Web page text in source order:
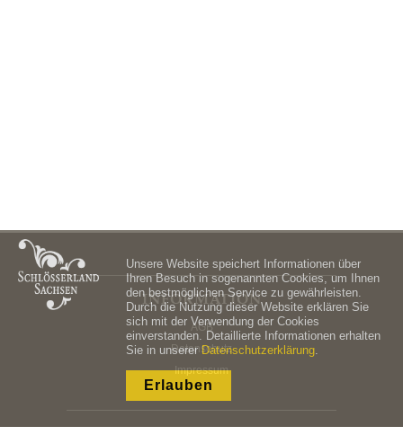
INFORMATION
AGB
Datenschutz
Impressum
Unsere Website speichert Informationen über
Ihren Besuch in sogenannten Cookies, um Ihnen
den bestmöglichen Service zu gewährleisten.
Durch die Nutzung dieser Website erklären Sie
sich mit der Verwendung der Cookies
einverstanden. Detaillierte Informationen erhalten
Sie in unsererDatenschutzerklärung
Erlauben